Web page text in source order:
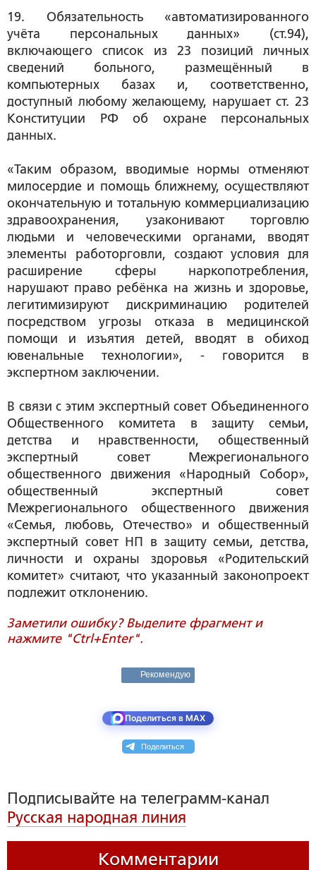
19. Обязательность «автоматизированного
учёта персональных данных» (ст.94),
включающего список из 23 позиций личных
сведений больного, размещённый в
компьютерных базах и, соответственно,
доступный любому желающему, нарушает ст. 23
Конституции РФ об охране персональных
данных.
«Таким образом, вводимые нормы отменяют
милосердие и помощь ближнему, осуществляют
окончательную и тотальную коммерциализацию
здравоохранения, узаконивают торговлю
людьми и человеческими органами, вводят
элементы работорговли, создают условия для
расширение сферы наркопотребления,
нарушают право ребёнка на жизнь и здоровье,
легитимизируют дискриминацию родителей
посредством угрозы отказа в медицинской
помощи и изъятия детей, вводят в обиход
ювенальные технологии», - говорится в
экспертном заключении.
В связи с этим экспертный совет Объединенного
Общественного комитета в защиту семьи,
детства и нравственности, общественный
экспертный совет Межрегионального
общественного движения «Народный Собор»,
общественный экспертный совет
Межрегионального общественного движения
«Семья, любовь, Отечество» и общественный
экспертный совет НП в защиту семьи, детства,
личности и охраны здоровья «Родительский
комитет» считают, что указанный законопроект
подлежит отклонению.
Заметили ошибку? Выделите фрагмент и
нажмите "Ctrl+Enter".
Рекомендую
Поделиться в MAX
Поделиться
Подписывайте на телеграмм-канал
Русская народная линия
Комментарии